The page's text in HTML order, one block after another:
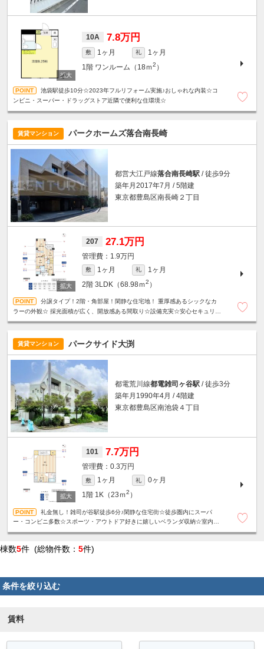
10A 7.8万円
敷 1ヶ月 礼
1ヶ月
1階 ワンルーム（18ｍ2 ）
池袋駅徒歩10分☆2023年フルリフォーム実施♪おしゃれな内装☆コ
ンビニ・スーパー・ドラッグストア近隣で便利な住環境☆
賃貸マンション パークホームズ落合南長崎
都営大江戸線落合南長崎駅 / 徒歩9分
築年月2017年7月 / 5階建
東京都豊島区南長崎２丁目
207 27.1万円
1.9万円
敷 1ヶ月 礼
1ヶ月
2階 3LDK（68.98ｍ2 ）
分譲タイプ！2階・角部屋！閑静な住宅地！ 重厚感あるシックなカ
ラーの外観☆ 採光面積が広く、開放感ある間取り☆設備充実☆安心セキュリテ
賃貸マンション パークサイド大渕
都電荒川線都電雑司ヶ谷駅 / 徒歩3分
築年月1990年4月 / 4階建
東京都豊島区南池袋４丁目
101 7.7万円
0.3万円
敷 1ヶ月 礼
0ヶ月
1階 1K（23ｍ2 ）
礼金無し！雑司が谷駅徒歩6分♪閑静な住宅街☆徒歩圏内にスーパ
ー・コンビニ多数☆スポーツ・アウトドア好きに嬉しいベランダ収納☆室内洗
棟数5件 (総物件数： 5件)
条件を絞り込む
賃料